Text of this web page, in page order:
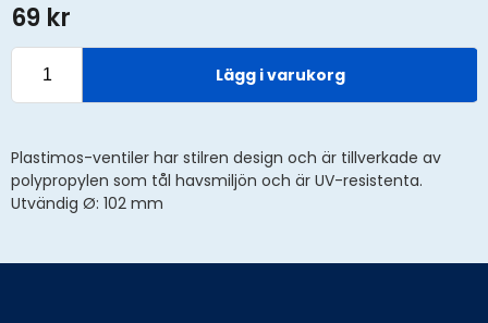
69 kr
Lägg i varukorg
Plastimos-ventiler har stilren design och är tillverkade av
polypropylen som tål havsmiljön och är UV-resistenta.
Utvändig Ø: 102 mm